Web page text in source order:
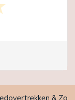
& Zo